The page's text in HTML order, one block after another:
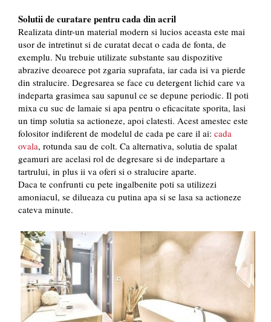
Solutii de curatare pentru cada din acril
Realizata dintr-un material modern si lucios aceasta este mai
usor de intretinut si de curatat decat o cada de fonta, de
exemplu. Nu trebuie utilizate substante sau dispozitive
abrazive deoarece pot zgaria suprafata, iar cada isi va pierde
din stralucire. Degresarea se face cu detergent lichid care va
indeparta grasimea sau sapunul ce se depune periodic. Il poti
mixa cu suc de lamaie si apa pentru o eficacitate sporita, lasi
un timp solutia sa actioneze, apoi clatesti. Acest amestec este
folositor indiferent de modelul de cada pe care il ai: cada
ovala, rotunda sau de colt. Ca alternativa, solutia de spalat
geamuri are acelasi rol de degresare si de indepartare a
tartrului, in plus ii va oferi si o stralucire aparte.
Daca te confrunti cu pete ingalbenite poti sa utilizezi
amoniacul, se dilueaza cu putina apa si se lasa sa actioneze
cateva minute.